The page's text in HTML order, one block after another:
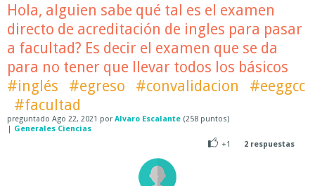
Hola, alguien sabe qué tal es el examen
directo de acreditación de ingles para pasar
a facultad? Es decir el examen que se da
para no tener que llevar todos los básicos
#inglés
#egreso #convalidacion
#eeggcc
#facultad
preguntado Ago 22, 2021 por Alvaro Escalante (258 puntos)
| Generales Ciencias
+1
2 respuestas